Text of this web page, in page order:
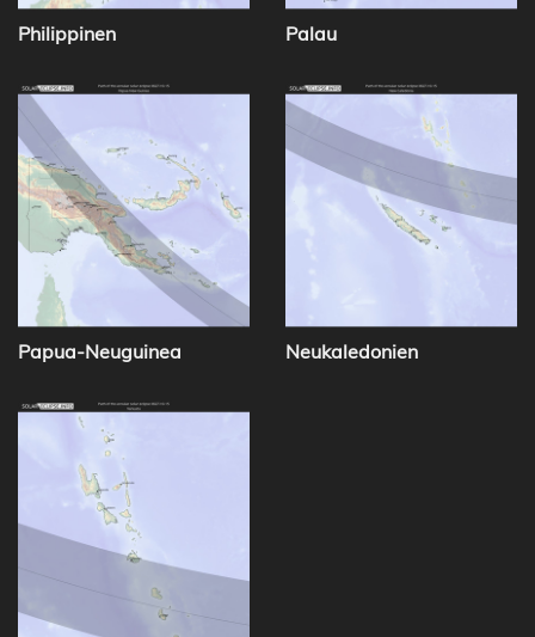
Philippinen Palau
Papua-Neuguinea Neukaledonien